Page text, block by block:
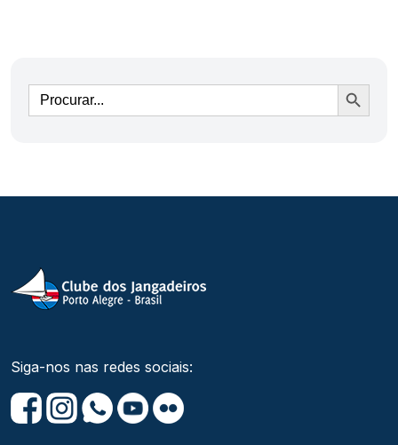
Ir
Siga-nos nas redes sociais: